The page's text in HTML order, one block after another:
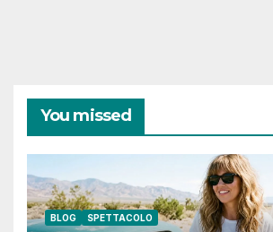
You missed
BLOG SPETTACOLO